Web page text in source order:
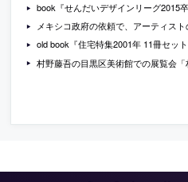
book『せんだいデザインリーグ2015卒業設計日本
メキシコ政府の依頼で、アーティストのgermen crewが手掛けた、町全体を、虹色のグラ
old book『住宅特集2001年 11冊セット
村野藤吾の目黒区美術館での展覧会「村野藤吾の建築－模